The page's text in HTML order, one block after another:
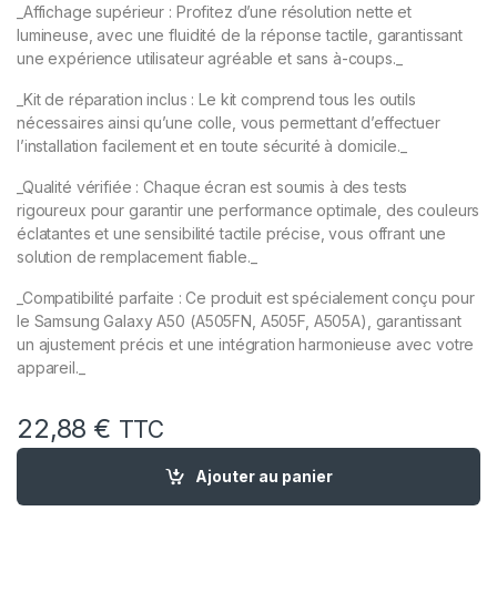
_Affichage supérieur : Profitez d’une résolution nette et
lumineuse, avec une fluidité de la réponse tactile, garantissant
une expérience utilisateur agréable et sans à-coups._
_Kit de réparation inclus : Le kit comprend tous les outils
nécessaires ainsi qu’une colle, vous permettant d’effectuer
l’installation facilement et en toute sécurité à domicile._
_Qualité vérifiée : Chaque écran est soumis à des tests
rigoureux pour garantir une performance optimale, des couleurs
éclatantes et une sensibilité tactile précise, vous offrant une
solution de remplacement fiable._
_Compatibilité parfaite : Ce produit est spécialement conçu pour
le Samsung Galaxy A50 (A505FN, A505F, A505A), garantissant
un ajustement précis et une intégration harmonieuse avec votre
appareil._
22,88 € TTC
quantité de Ecran Complet remplacement pour Samsung
Ajouter au panier